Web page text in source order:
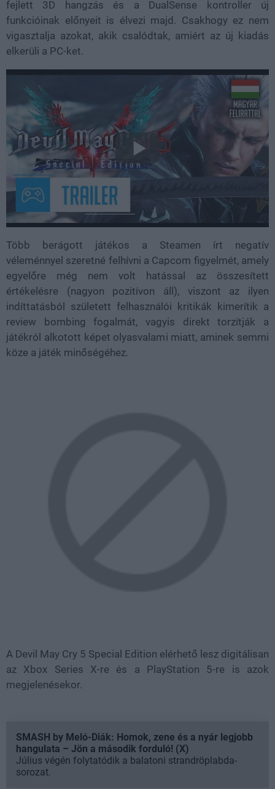
fejlett 3D hangzás és a DualSense kontroller új
funkcióinak előnyeit is élvezi majd. Csakhogy ez nem
vigasztalja azokat, akik csalódtak, amiért az új kiadás
elkerüli a PC-ket.
Több berágott játékos a Steamen írt negatív
véleménnyel szeretné felhívni a Capcom figyelmét, amely
egyelőre még nem volt hatással az összesített
értékelésre (nagyon pozitívon áll), viszont az ilyen
indíttatásból született felhasználói kritikák kimerítik a
review bombing fogalmát, vagyis direkt torzítják a
játékról alkotott képet olyasvalami miatt, aminek semmi
köze a játék minőségéhez.
A Devil May Cry 5 Special Edition elérhető lesz digitálisan
az Xbox Series X-re és a PlayStation 5-re is azok
megjelenésekor.
SMASH by Meló-Diák: Homok, zene és a nyár legjobb
hangulata – Jön a második forduló! (X)
Július végén folytatódik a balatoni strandröplabda-
sorozat.